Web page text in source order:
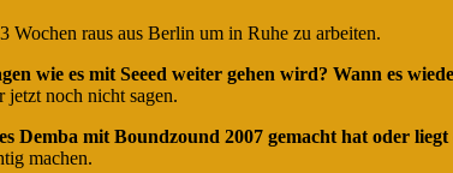
raus aus Berlin um in Ruhe zu arbeiten.
wie es mit Seeed weiter gehen wird? Wann es
noch nicht sagen.
Demba mit Boundzound 2007 gemacht hat oder
machen.